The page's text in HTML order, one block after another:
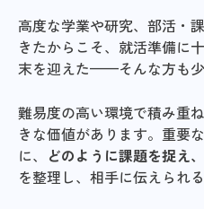
高度な学業や研究、部活・
きたからこそ、就活準備に
末を迎えた——そんな方も少
難易度の高い環境で積み重
きな価値があります。重要
に、 どのように課題を捉え
を整理し、相手に伝えられ